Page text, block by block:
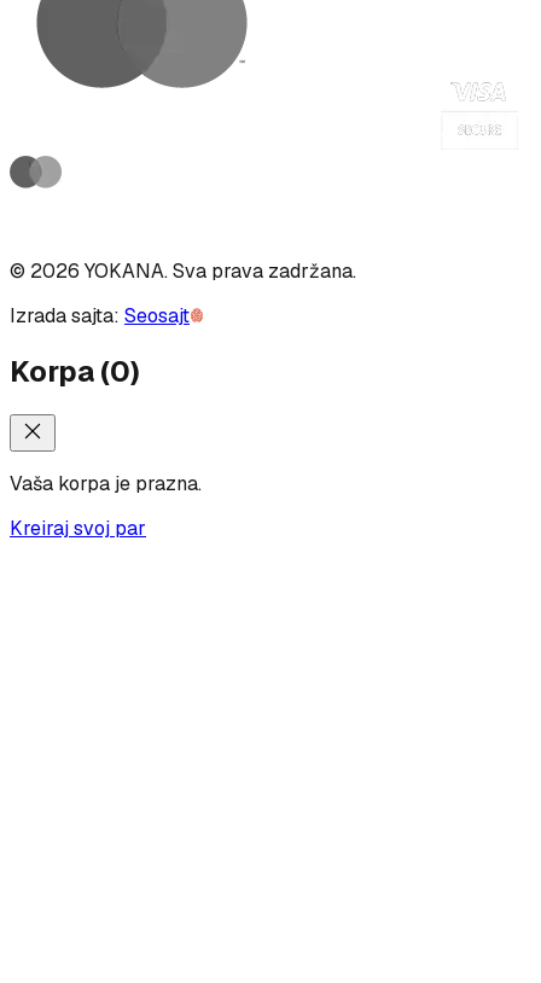
© 2026 YOKANA.Sva prava zadržana.
Izrada sajta: Seosajt
Korpa(0)
Vaša korpa je prazna.
Kreiraj svoj par